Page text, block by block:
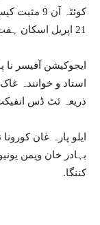
کوئٹہ آن
21 اپریل اسکان ہفت دے کن بند کننگا.
ایجوکیشن آفیسر نا
استاد و خوانندہ
ذریعہ ئٹ ڈس
ایلو پارہ غان
کننگا.